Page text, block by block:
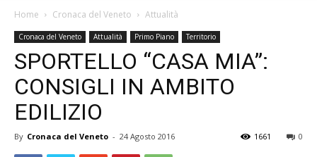
Veneto
Home Cronaca del Veneto Attualità
Cronaca del Veneto Attualità Primo Piano Territorio
SPORTELLO “CASA MIA”:
CONSIGLI IN AMBITO
EDILIZIO
By Cronaca del Veneto - 24 Agosto 2016 0
1661